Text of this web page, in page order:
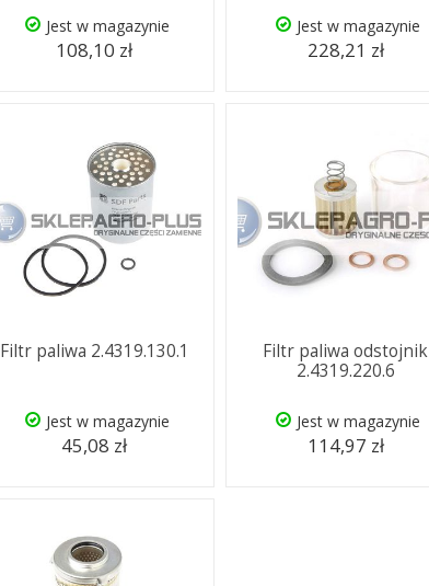
Jest w magazynie
108,10 zł
Jest w magazynie
228,21 zł
Filtr paliwa 2.4319.130.1
Jest w magazynie
45,08 zł
Filtr paliwa odstojnik
2.4319.220.6
Jest w magazynie
114,97 zł